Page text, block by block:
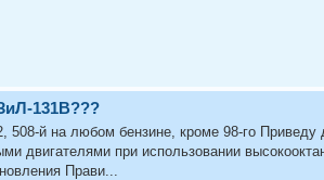
131В???
508-й на любом бензине, кроме 98-го
двигателями при использовании
Прави...